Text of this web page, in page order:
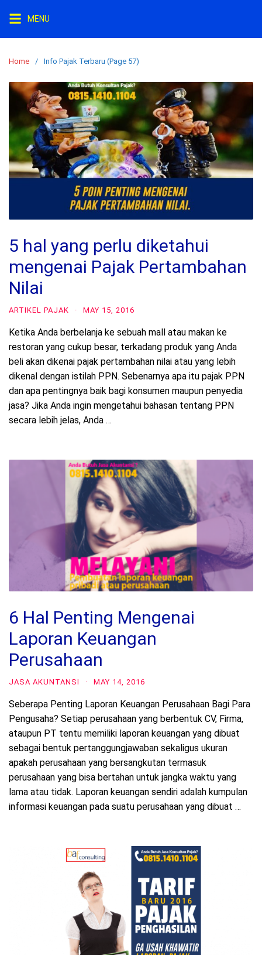
content
MENU
Home Info Pajak Terbaru (Page 57)
5 hal yang perlu diketahui
mengenai Pajak Pertambahan
Nilai
ARTIKEL PAJAK · MAY 15, 2016
Ketika Anda berbelanja ke sebuah mall atau makan ke
restoran yang cukup besar, terkadang produk yang Anda
beli akan dikenai pajak pertambahan nilai atau yang lebih
dikenal dengan istilah PPN. Sebenarnya apa itu pajak PPN
dan apa pentingnya baik bagi konsumen maupun penyedia
jasa? Jika Anda ingin mengetahui bahasan tentang PPN
secara lebih jelas, Anda …
6 Hal Penting Mengenai
Laporan Keuangan
Perusahaan
JASA AKUNTANSI · MAY 14, 2016
Seberapa Penting Laporan Keuangan Perusahaan Bagi Para
Pengusaha? Setiap perusahaan yang berbentuk CV, Firma,
ataupun PT tentu memiliki laporan keuangan yang dibuat
sebagai bentuk pertanggungjawaban sekaligus ukuran
apakah perusahaan yang bersangkutan termasuk
perusahaan yang bisa bertahan untuk jangka waktu yang
lama atau tidak. Laporan keuangan sendiri adalah kumpulan
informasi keuangan pada suatu perusahaan yang dibuat …